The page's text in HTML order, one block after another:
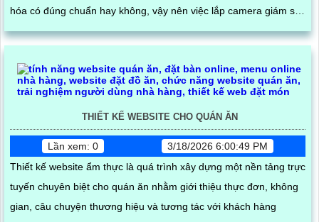
hóa có đúng chuẩn hay không, vậy nên việc lắp camera giám sát
hài quan doanh nghiệp chế xuất là điều cực kì hợp lý
THIẾT KẾ WEBSITE CHO QUÁN ĂN
Lần xem: 0
3/18/2026 6:00:49 PM
Thiết kế website ẩm thực là quá trình xây dựng một nền tảng trực
tuyến chuyên biệt cho quán ăn nhằm giới thiệu thực đơn, không
gian, câu chuyện thương hiệu và tương tác với khách hàng